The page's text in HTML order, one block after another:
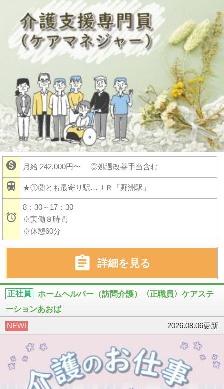
 月給 242,000円〜 ◎処遇改善手当含む
 ★①②とも最寄り駅…ＪＲ「野洲駅」

8：30～17：30
※実働８時間
※休憩60分
 詳細を見る
正社員
ホームヘルパー（訪問介護）〈正職員〉ケアステ
ーションあおば
NEW!
2026.08.06更新